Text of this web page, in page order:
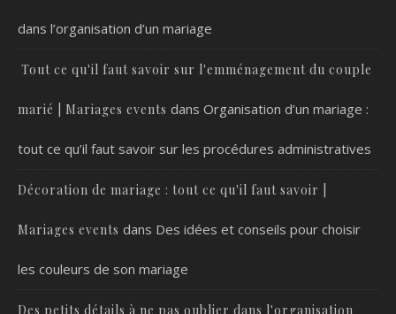
dans l’organisation d’un mariage
Tout ce qu'il faut savoir sur l'emménagement du couple
marié | Mariages events dans Organisation d’un mariage :
tout ce qu’il faut savoir sur les procédures administratives
Décoration de mariage : tout ce qu'il faut savoir |
Mariages events dans Des idées et conseils pour choisir
les couleurs de son mariage
Des petits détails à ne pas oublier dans l'organisation